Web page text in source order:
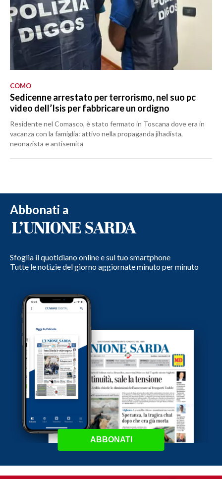
COMO
Sedicenne arrestato per terrorismo, nel suo pc
video dell’Isis per fabbricare un ordigno
Residente nel Comasco, è stato fermato in Toscana dove era in
vacanza con la famiglia: attivo nella propaganda jihadista,
neonazista e antisemita
Abbonati a
Sfoglia il quotidiano online e sul tuo smartphone
Tutte le notizie del giorno aggiornate minuto per minuto
ABBONATI